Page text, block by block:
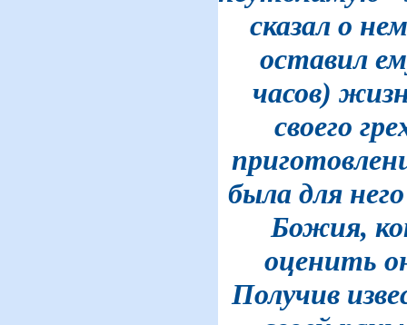
сказал о
оставил
часов)
своего
была для
Божия,
оценить
Получив